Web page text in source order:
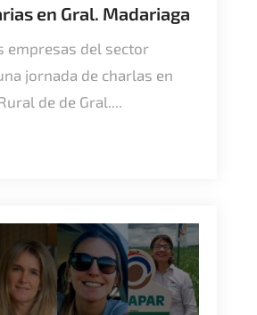
en Gral. Madariaga
empresas del sector
jornada de charlas en
de de Gral....